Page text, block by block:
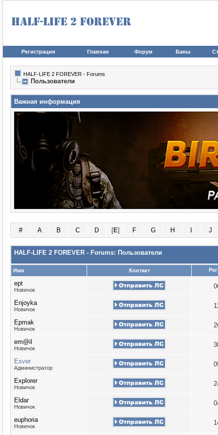
Регистрация Главная Форум Баны
HALF-LIFE 2 FOREVER - Forums
Пользователи
Важная информация
# A B C D [E] F G H J
HALF-LIFE 2 FOREVER - Forums: Пользователи
Имя Контакт
ept
Новичок
Enjoyka
Новичок
Epmak
Новичок
em@il
Новичок
Esver
Администратор
Explorer
Новичок
Eldar
Новичок
euphoria
Новичок